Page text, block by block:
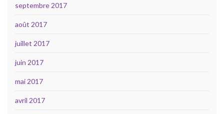
septembre 2017
août 2017
juillet 2017
juin 2017
mai 2017
avril 2017